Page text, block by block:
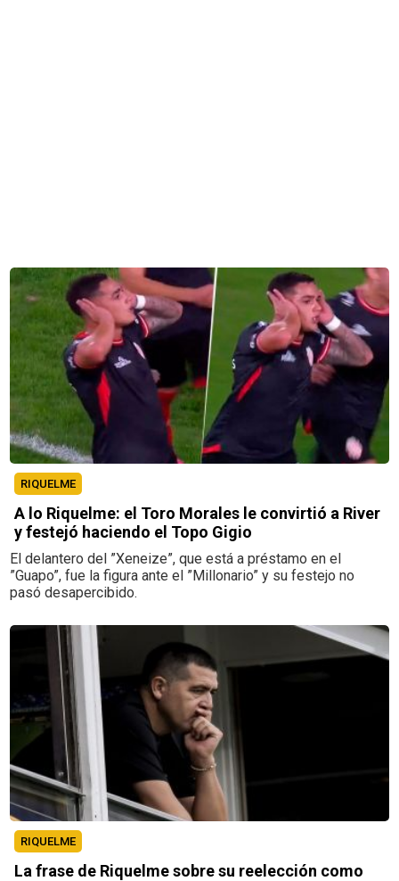
RIQUELME
A lo Riquelme: el Toro Morales le convirtió a River
y festejó haciendo el Topo Gigio
El delantero del ”Xeneize”, que está a préstamo en el
”Guapo”, fue la figura ante el ”Millonario” y su festejo no
pasó desapercibido.
RIQUELME
La frase de Riquelme sobre su reelección como